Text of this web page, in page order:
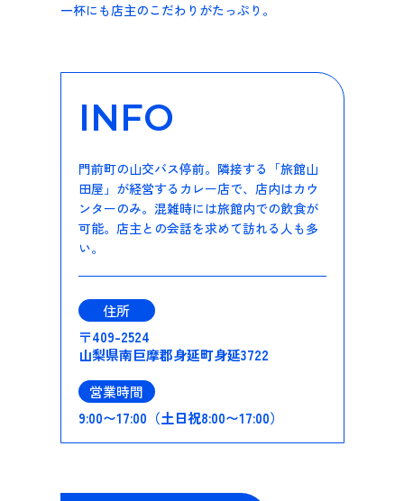
一杯にも店主のこだわりがたっぷり。
INFO
門前町の山交バス停前。隣接する「旅館山
田屋」が経営するカレー店で、店内はカウ
ンターのみ。混雑時には旅館内での飲食が
可能。店主との会話を求めて訪れる人も多
い。
住所
〒409-2524
山梨県南巨摩郡身延町身延3722
営業時間
9:00〜17:00（土日祝8:00〜17:00）